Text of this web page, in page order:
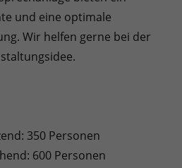
und eine optimale
Wir helfen gerne bei der
350 Personen
600 Personen